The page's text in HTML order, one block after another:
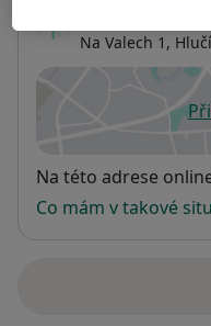
Na Valech 1,
Dostupnost
Na této adrese
Co mám v takové